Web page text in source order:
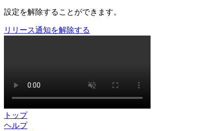
設定を解除することができます。
リリース通知を解除する
トップ
ヘルプ